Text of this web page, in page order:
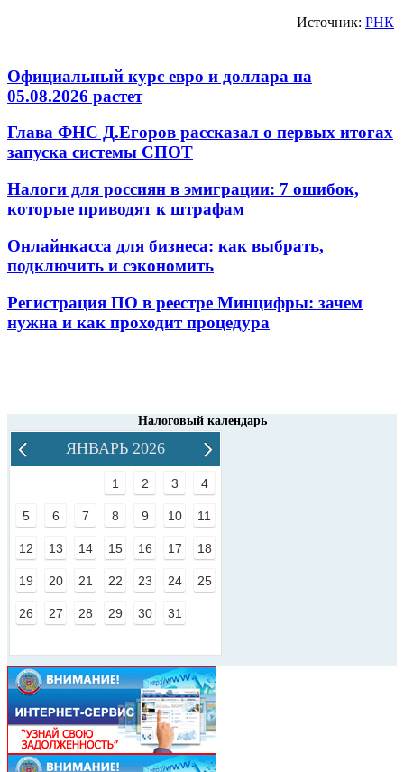
Источник: РНК
Официальный курс евро и доллара на
05.08.2026 растет
Глава ФНС Д.Егоров рассказал о первых итогах
запуска системы СПОТ
Налоги для россиян в эмиграции: 7 ошибок,
которые приводят к штрафам
Онлайнкасса для бизнеса: как выбрать,
подключить и сэкономить
Регистрация ПО в реестре Минцифры: зачем
нужна и как проходит процедура
Налоговый календарь
ЯНВАРЬ 2026
1 2 3 4
5 6 7 8 9 10 11
12 13 14 15 16 17 18
19 20 21 22 23 24 25
26 27 28 29 30 31